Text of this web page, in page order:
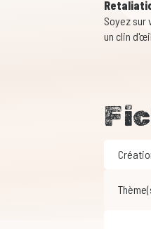
Soyez sur
un clin